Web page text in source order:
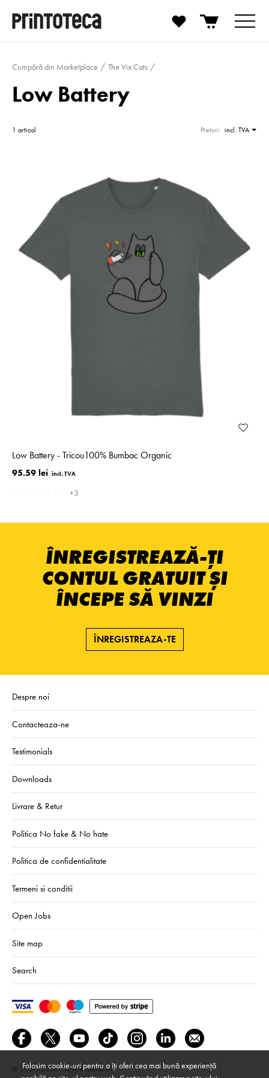
Cumpără din Marketplace The Vix Cats
Low Battery
1 articol Preturi: incl. TVA
Low Battery - Tricou100% Bumbac Organic
95.59 lei
+3
ÎNREGISTREAZĂ-ȚI
CONTUL GRATUIT ȘI
ÎNCEPE SĂ VINZI
ÎNREGISTREAZA-TE
Despre noi
Contacteaza-ne
Testimonials
Downloads
Livrare & Retur
Politica No fake & No hate
Politica de confidentialitate
Termeni si conditii
Open Jobs
Site map
Search
© 2024–2026 We Are Mono srl
Folosim cookie-uri pentru a îți oferi cea mai bună experiență